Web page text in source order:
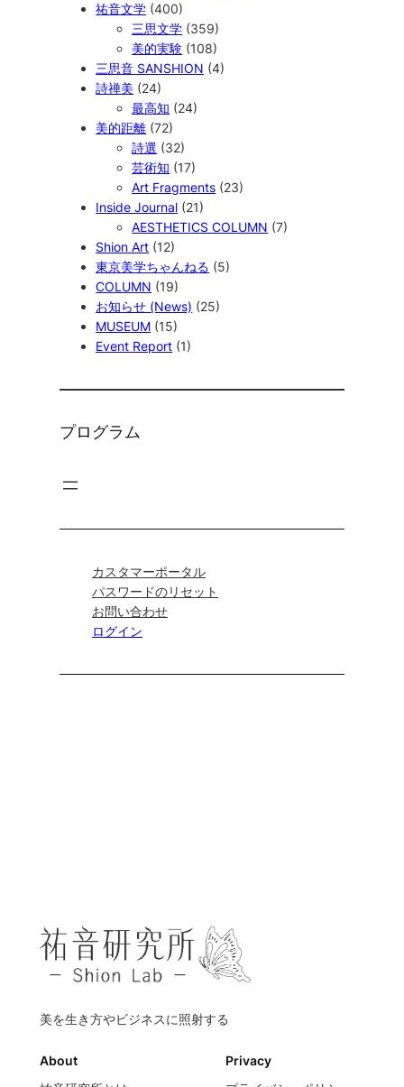
祐音文学 (400)
三思文学 (359)
美的実験 (108)
三思音 SANSHION (4)
詩禅美 (24)
最高知 (24)
美的距離 (72)
詩選 (32)
芸術知 (17)
Art Fragments (23)
Inside Journal (21)
AESTHETICS COLUMN (7)
Shion Art (12)
東京美学ちゃんねる (5)
COLUMN (19)
お知らせ (News) (25)
MUSEUM (15)
Event Report (1)
プログラム
カスタマーポータル
パスワードのリセット
お問い合わせ
ログイン
美を生き方やビジネスに照射する
About
Privacy